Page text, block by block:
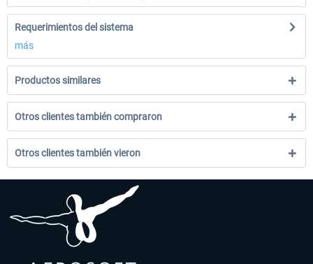
Requerimientos del sistema
más
Productos similares
Otros clientes también compraron
Otros clientes también vieron